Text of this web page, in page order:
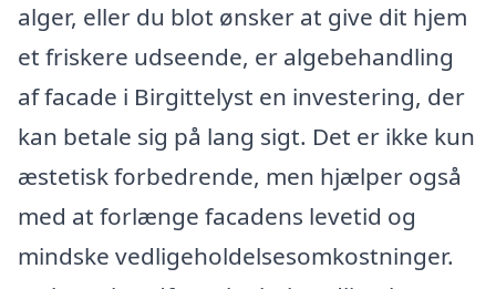
alger, eller du blot ønsker at give dit hjem
et friskere udseende, er algebehandling
af facade i Birgittelyst en investering, der
kan betale sig på lang sigt. Det er ikke kun
æstetisk forbedrende, men hjælper også
med at forlænge facadens levetid og
mindske vedligeholdelsesomkostninger.